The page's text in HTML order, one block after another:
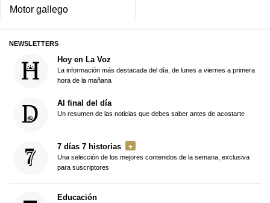
Motor gallego
NEWSLETTERS
Hoy en La Voz
La información más destacada del día, de lunes a viernes a primera
hora de la mañana
Al final del día
Un resumen de las noticias que debes saber antes de acostarte
7 días 7 historias
Una selección de los mejores contenidos de la semana, exclusiva
para suscriptores
Educación